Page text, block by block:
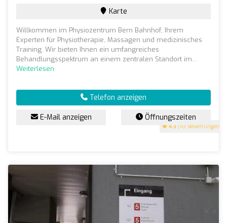
4.3 (43 Bewertungen)
Karte
Willkommen im Physiozentrum Bern Bahnhof, Ihrem
Experten für Physiotherapie, Massagen und medizinisches
Training. Wir bieten Ihnen ein umfangreiches
Behandlungsspektrum an einem zentralen Standort im...
Weiterlesen
Telefon anzeigen
E-Mail anzeigen Öffnungszeiten